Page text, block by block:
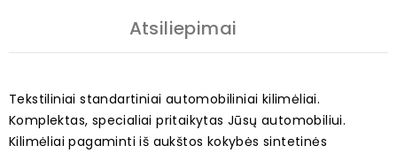
Atsiliepimai
Tekstiliniai standartiniai automobiliniai kilimėliai.
Komplektas, specialiai pritaikytas Jūsų automobiliui.
Kilimėliai pagaminti iš aukštos kokybės sintetinės